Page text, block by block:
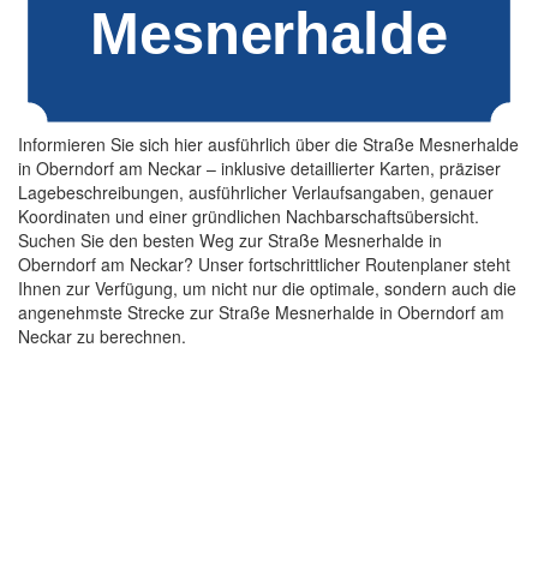
Informieren Sie sich hier ausführlich über die Straße Mesnerhalde
in Oberndorf am Neckar – inklusive detaillierter Karten, präziser
Lagebeschreibungen, ausführlicher Verlaufsangaben, genauer
Koordinaten und einer gründlichen Nachbarschaftsübersicht.
Suchen Sie den besten Weg zur Straße Mesnerhalde in
Oberndorf am Neckar? Unser fortschrittlicher Routenplaner steht
Ihnen zur Verfügung, um nicht nur die optimale, sondern auch die
angenehmste Strecke zur Straße Mesnerhalde in Oberndorf am
Neckar zu berechnen.